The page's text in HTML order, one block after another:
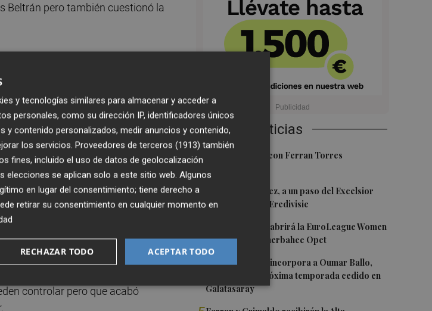
Últimas Noticias
1
Foios se vuelca con Ferran Torres
2
Mario Domínguez, a un paso del Excelsior
Róterdam de la Eredivisie
Valencia Basket abrirá la EuroLeague Women
en casa ante Fenerbahce Opet
4Valencia Basket incorpora a Oumar Ballo,
que jugará la próxima temporada cedido en
Galatasaray
Beltrán pero también cuestionó la
y luego llega la acción del
a Rubén", sentenció el entrenador
sur. Ya no sé ni para qué sirve el
rendimiento como jugador te
un estamento del fútbol en el que
por delante solo por una acción
el Valencia pero han acabado
puedo perjudicar al equipo y
controlar pero que acabó
y tecnologías similares para almacenar y acceder a
personales, como su dirección IP, identificadores únicos
y contenido personalizados, medir anuncios y contenido,
los servicios. Proveedores de terceros (1913) también
fines, incluido el uso de datos de geolocalización
elecciones se aplican solo a este sitio web. Algunos
en lugar del consentimiento; tiene derecho a
retirar su consentimiento en cualquier momento en
ACEPTAR TODO
RECHAZAR TODO